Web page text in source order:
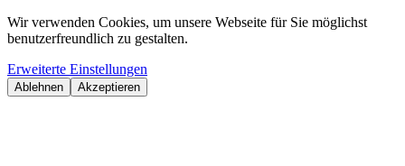
Wir verwenden Cookies, um unsere Webseite für Sie möglichst
benutzerfreundlich zu gestalten.
Erweiterte Einstellungen
Ablehnen Akzeptieren